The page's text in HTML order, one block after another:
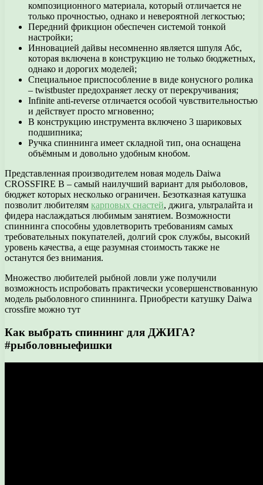
композиционного материала, который отличается не
только прочностью, однако и невероятной легкостью;
Передний фрикцион обеспечен системой тонкой
настройки;
Инновацией дайвы несомненно является шпуля Абс,
которая включена в конструкцию не только бюджетных,
однако и дорогих моделей;
Специальное приспособление в виде конусного ролика
– twistbuster предохраняет леску от перекручивания;
Infinite anti-reverse отличается особой чувствительностью
и действует просто мгновенно;
В конструкцию инструмента включено 3 шариковых
подшипника;
Ручка спиннинга имеет складной тип, она оснащена
объёмным и довольно удобным кнобом.
Представленная производителем новая модель Daiwa
CROSSFIRE B – самый наилучший вариант для рыболовов,
бюджет которых несколько ограничен. Безотказная катушка
позволит любителям карповых снастей, джига, ультралайта и
фидера наслаждаться любимым занятием. Возможности
спиннинга способны удовлетворить требованиям самых
требовательных покупателей, долгий срок службы, высокий
уровень качества, а еще разумная стоимость также не
останутся без внимания.
Множество любителей рыбной ловли уже получили
возможность испробовать практически усовершенствованную
модель рыболовного спиннинга. Приобрести катушку Daiwa
crossfire можно тут
Как выбрать спиннинг для ДЖИГА?
#рыболовныефишки